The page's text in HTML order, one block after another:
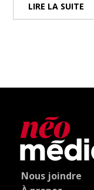
LIRE LA SUITE
Nous joindre